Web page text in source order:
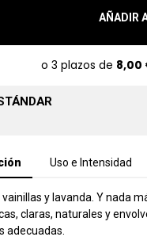
AÑADIR
Uso e Intensidad
vainillas y lavanda. Y nada
claras, naturales y
adecuadas.